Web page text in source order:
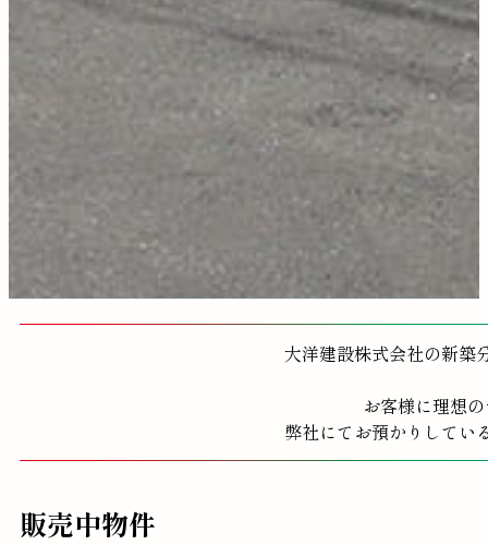
大洋建設株式会社の新築
お客様に理想
弊社にてお預かりしてい
販売中物件